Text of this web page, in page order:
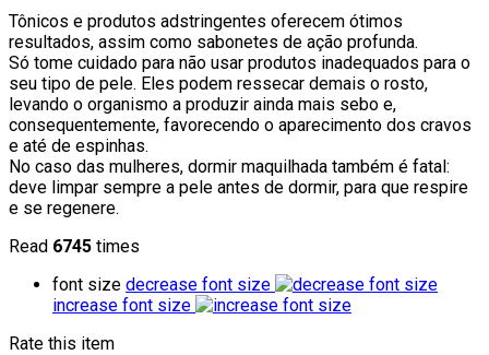
Tônicos e produtos adstringentes oferecem ótimos
resultados, assim como sabonetes de ação profunda.
Só tome cuidado para não usar produtos inadequados para o
seu tipo de pele. Eles podem ressecar demais o rosto,
levando o organismo a produzir ainda mais sebo e,
consequentemente, favorecendo o aparecimento dos cravos
e até de espinhas.
No caso das mulheres, dormir maquilhada também é fatal:
deve limpar sempre a pele antes de dormir, para que respire
e se regenere.
Read 6745 times
font size decrease font size
increase font size
Rate this item